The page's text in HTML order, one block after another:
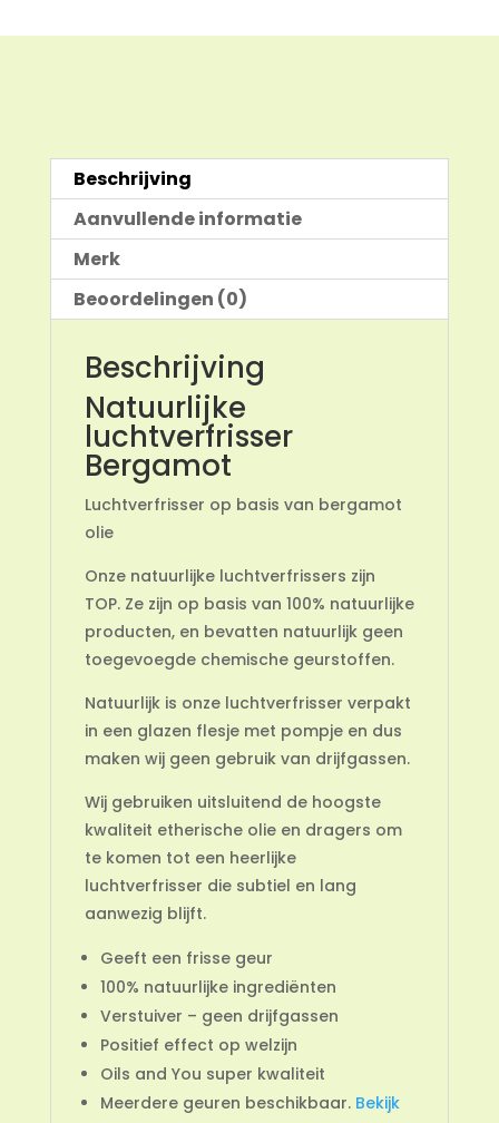
Beschrijving
Aanvullende informatie
Merk
Beoordelingen (0)
Beschrijving
Natuurlijke
luchtverfrisser
Bergamot
Luchtverfrisser op basis van bergamot
olie
Onze natuurlijke luchtverfrissers zijn
TOP. Ze zijn op basis van 100% natuurlijke
producten, en bevatten natuurlijk geen
toegevoegde chemische geurstoffen.
Natuurlijk is onze luchtverfrisser verpakt
in een glazen flesje met pompje en dus
maken wij geen gebruik van drijfgassen.
Wij gebruiken uitsluitend de hoogste
kwaliteit etherische olie en dragers om
te komen tot een heerlijke
luchtverfrisser die subtiel en lang
aanwezig blijft.
Geeft een frisse geur
100% natuurlijke ingrediënten
Verstuiver – geen drijfgassen
Positief effect op welzijn
Oils and You super kwaliteit
Meerdere geuren beschikbaar. Bekijk